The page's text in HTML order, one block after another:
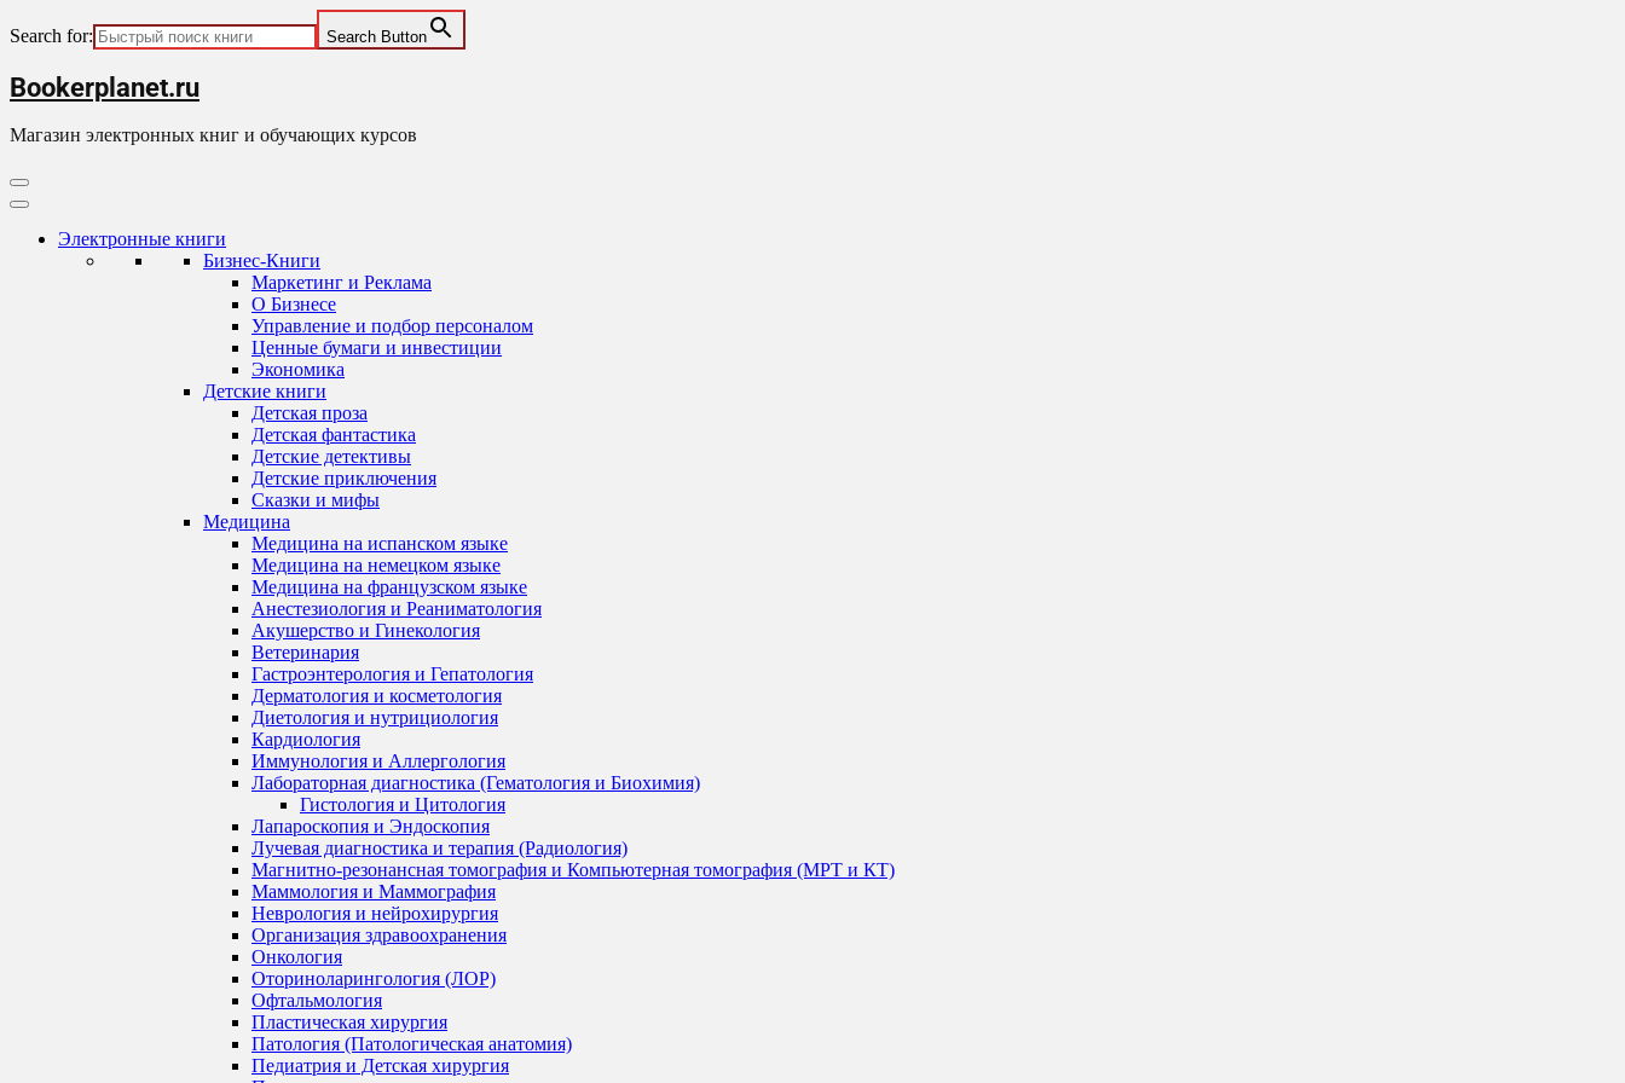
Search for: Search Button
Skip
to
content
Bookerplanet.ru
Магазин электронных книг и обучающих курсов
Primary
Menu
Электронные книги
Бизнес-Книги
Маркетинг и Реклама
О Бизнесе
Управление и подбор персоналом
Ценные бумаги и инвестиции
Экономика
Детские книги
Детская проза
Детская фантастика
Детские детективы
Детские приключения
Сказки и мифы
Медицина
Медицина на испанском языке
Медицина на немецком языке
Медицина на французском языке
Анестезиология и Реаниматология
Акушерство и Гинекология
Ветеринария
Гастроэнтерология и Гепатология
Дерматология и косметология
Диетология и нутрициология
Кардиология
Иммунология и Аллергология
Лабораторная диагностика (Гематология и Биохимия)
Гистология и Цитология
Лапароскопия и Эндоскопия
Лучевая диагностика и терапия (Радиология)
Магнитно-резонансная томография и Компьютерная томография (МРТ и КТ)
Маммология и Маммография
Неврология и нейрохирургия
Организация здравоохранения
Онкология
Оториноларингология (ЛОР)
Офтальмология
Пластическая хирургия
Патология (Патологическая анатомия)
Педиатрия и Детская хирургия